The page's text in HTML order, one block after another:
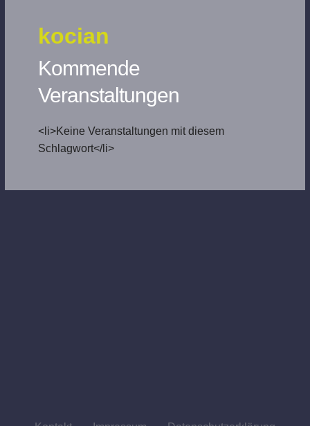
kocian
Kommende
Veranstaltungen
<li>Keine Veranstaltungen mit diesem
Schlagwort</li>